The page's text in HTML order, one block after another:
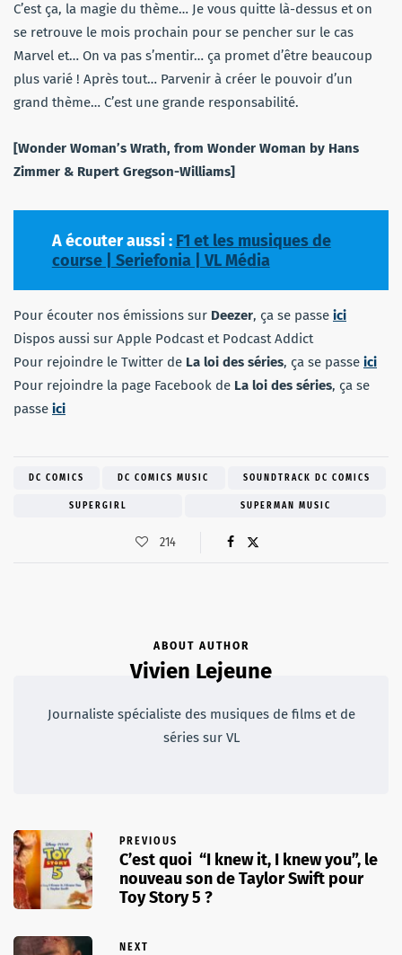
C’est ça, la magie du thème… Je vous quitte là-dessus et on
se retrouve le mois prochain pour se pencher sur le cas
Marvel et… On va pas s’mentir… ça promet d’être beaucoup
plus varié ! Après tout… Parvenir à créer le pouvoir d’un
grand thème… C’est une grande responsabilité.
[Wonder Woman’s Wrath, from Wonder Woman by Hans
Zimmer & Rupert Gregson-Williams]
A écouter aussi : F1 et les musiques de
course | Seriefonia | VL Média
Pour écouter nos émissions sur Deezer, ça se passe ici
Dispos aussi sur Apple Podcast et Podcast Addict
Pour rejoindre le Twitter de La loi des séries, ça se passe ici
Pour rejoindre la page Facebook de La loi des séries, ça se
passe ici
DC COMICS DC COMICS MUSIC SOUNDTRACK DC COMICS
SUPERGIRL SUPERMAN MUSIC
214
ABOUT AUTHOR
Vivien Lejeune
Journaliste spécialiste des musiques de films et de
séries sur VL
PREVIOUS
C’est quoi “I knew it, I knew you”, le
nouveau son de Taylor Swift pour
Toy Story 5 ?
NEXT